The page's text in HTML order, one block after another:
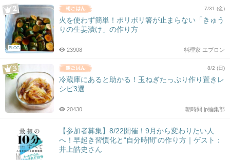
BLOG
7/31 (金)
火を使わず簡単！ポリポリ箸が止まらない「きゅう
りの生姜漬け」の作り方
料理家 エプロン
23908
8/2 (日)
冷蔵庫にあると助かる！玉ねぎたっぷり作り置きレ
シピ3選
朝時間.jp編集部
20430
【参加者募集】8/22開催！9月から変わりたい人
へ！早起き習慣化と“自分時間”の作り方｜ゲスト：
井上皓史さん